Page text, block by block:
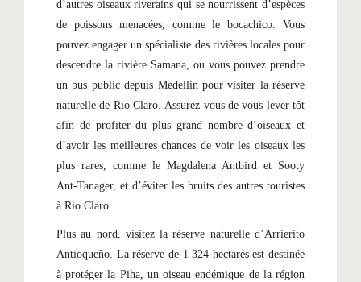
d’autres oiseaux riverains qui se nourrissent d’espèces
de poissons menacées, comme le bocachico. Vous
pouvez engager un spécialiste des rivières locales pour
descendre la rivière Samana, ou vous pouvez prendre
un bus public depuis Medellin pour visiter la réserve
naturelle de Rio Claro. Assurez-vous de vous lever tôt
afin de profiter du plus grand nombre d’oiseaux et
d’avoir les meilleures chances de voir les oiseaux les
plus rares, comme le Magdalena Antbird et Sooty
Ant-Tanager, et d’éviter les bruits des autres touristes
à Rio Claro.
Plus au nord, visitez la réserve naturelle d’Arrierito
Antioqueño. La réserve de 1 324 hectares est destinée
à protéger la Piha, un oiseau endémique de la région